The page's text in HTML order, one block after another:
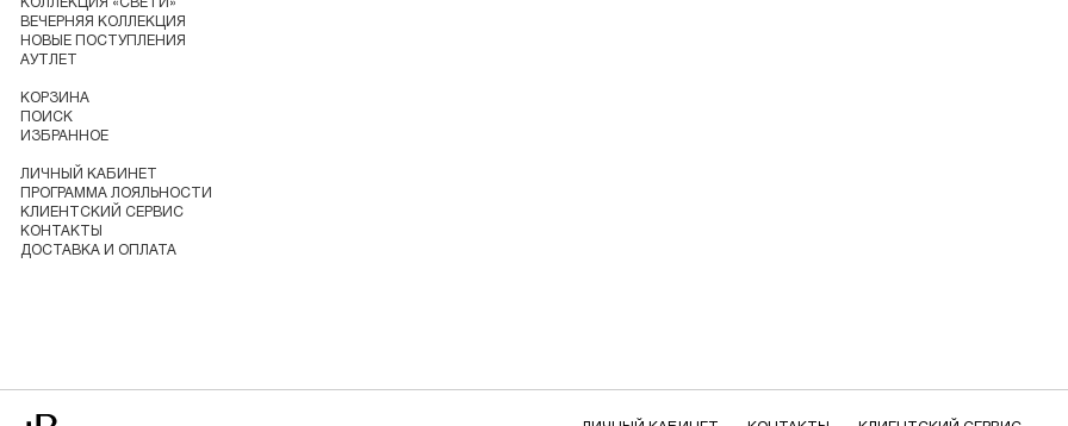
КОЛЛЕКЦИЯ «СВЕТИ»
ВЕЧЕРНЯЯ КОЛЛЕКЦИЯ
НОВЫЕ ПОСТУПЛЕНИЯ
АУТЛЕТ
КОРЗИНА
ПОИСК
ИЗБРАННОЕ
ЛИЧНЫЙ КАБИНЕТ
ПРОГРАММА ЛОЯЛЬНОСТИ
КЛИЕНТСКИЙ СЕРВИС
КОНТАКТЫ
ДОСТАВКА И ОПЛАТА
Перейти на главную